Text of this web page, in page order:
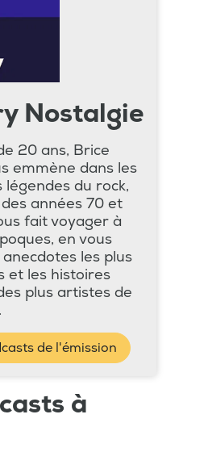
Nostalgie
20 ans, Brice
emmène dans les
légendes du rock,
années 70 et
fait voyager à
en vous
les plus
et les histoires
plus artistes de
de l'émission
à